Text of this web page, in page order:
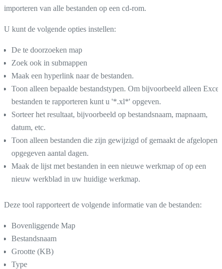
importeren van alle bestanden op een cd-rom.
U kunt de volgende opties instellen:
De te doorzoeken map
Zoek ook in submappen
Maak een hyperlink naar de bestanden.
Toon alleen bepaalde bestandstypen. Om bijvoorbeeld alleen Excel
bestanden te rapporteren kunt u '*.xl*' opgeven.
Sorteer het resultaat, bijvoorbeeld op bestandsnaam, mapnaam,
datum, etc.
Toon alleen bestanden die zijn gewijzigd of gemaakt de afgelopen
opgegeven aantal dagen.
Maak de lijst met bestanden in een nieuwe werkmap of op een
nieuw werkblad in uw huidige werkmap.
Deze tool rapporteert de volgende informatie van de bestanden:
Bovenliggende Map
Bestandsnaam
Grootte (KB)
Type